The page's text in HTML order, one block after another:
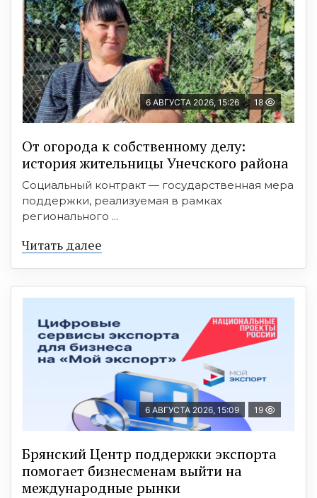
6 АВГУСТА 2026, 15:26 18
От огорода к собственному делу:
история жительницы Унечского района
Социальный контракт — государственная мера
поддержки, реализуемая в рамках
регионального ...
Читать далее
6 АВГУСТА 2026, 15:09 19
Брянский Центр поддержки экспорта
помогает бизнесменам выйти на
международные рынки